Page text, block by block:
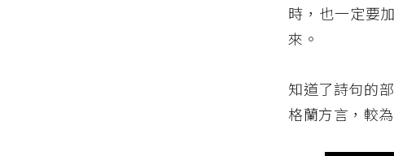
時，也一定要
來。
知道了詩句的
格蘭方言，較